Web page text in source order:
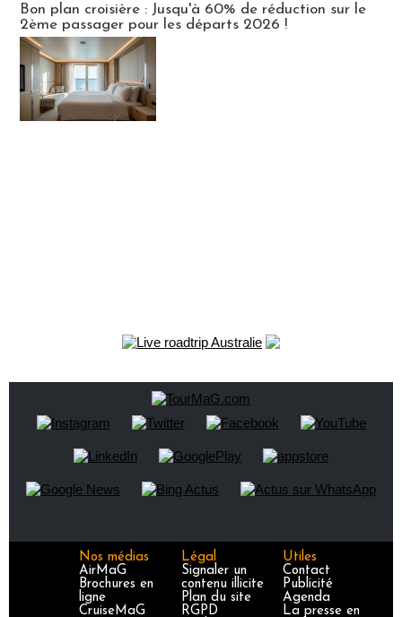
Bon plan croisière : Jusqu'à 60% de réduction sur le
2ème passager pour les départs 2026 !
Nos médias
AirMaG
Brochures en
ligne
CruiseMaG
Légal
Signaler un
contenu illicite
Plan du site
RGPD
Utiles
Contact
Publicité
Agenda
La presse en